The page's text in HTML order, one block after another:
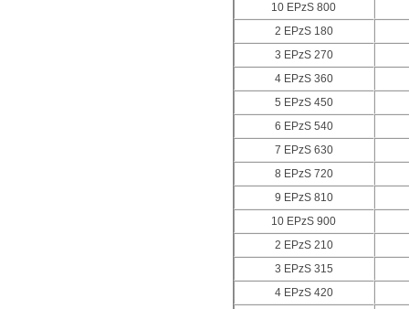
10 EPzS 800
2 EPzS 180
3 EPzS 270
4 EPzS 360
5 EPzS 450
6 EPzS 540
7 EPzS 630
8 EPzS 720
9 EPzS 810
10 EPzS 900
2 EPzS 210
3 EPzS 315
4 EPzS 420